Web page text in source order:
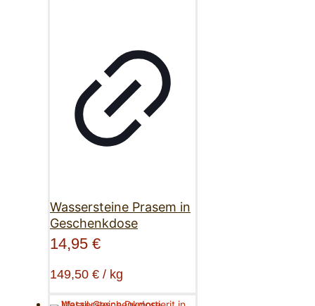
Wassersteine Prasem in
Geschenkdose
14,95 €
149,50 € / kg